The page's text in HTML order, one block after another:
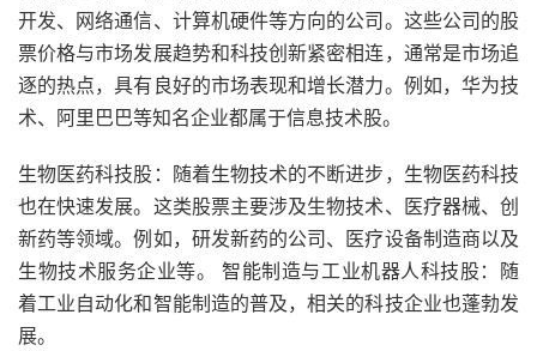
开发、网络通信、计算机硬件等方向的公司。这些公司的股
票价格与市场发展趋势和科技创新紧密相连，通常是市场追
逐的热点，具有良好的市场表现和增长潜力。例如，华为技
术、阿里巴巴等知名企业都属于信息技术股。
生物医药科技股：随着生物技术的不断进步，生物医药科技
也在快速发展。这类股票主要涉及生物技术、医疗器械、创
新药等领域。例如，研发新药的公司、医疗设备制造商以及
生物技术服务企业等。 智能制造与工业机器人科技股：随
着工业自动化和智能制造的普及，相关的科技企业也蓬勃发
展。